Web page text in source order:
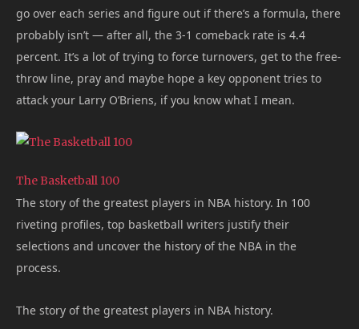
go over each series and figure out if there’s a formula, there
probably isn’t — after all, the 3-1 comeback rate is 4.4
percent. It’s a lot of trying to force turnovers, get to the free-
throw line, pray and maybe hope a key opponent tries to
attack your Larry O’Briens, if you know what I mean.
The Basketball 100
The story of the greatest players in NBA history. In 100
riveting profiles, top basketball writers justify their
selections and uncover the history of the NBA in the
process.
The story of the greatest players in NBA history.